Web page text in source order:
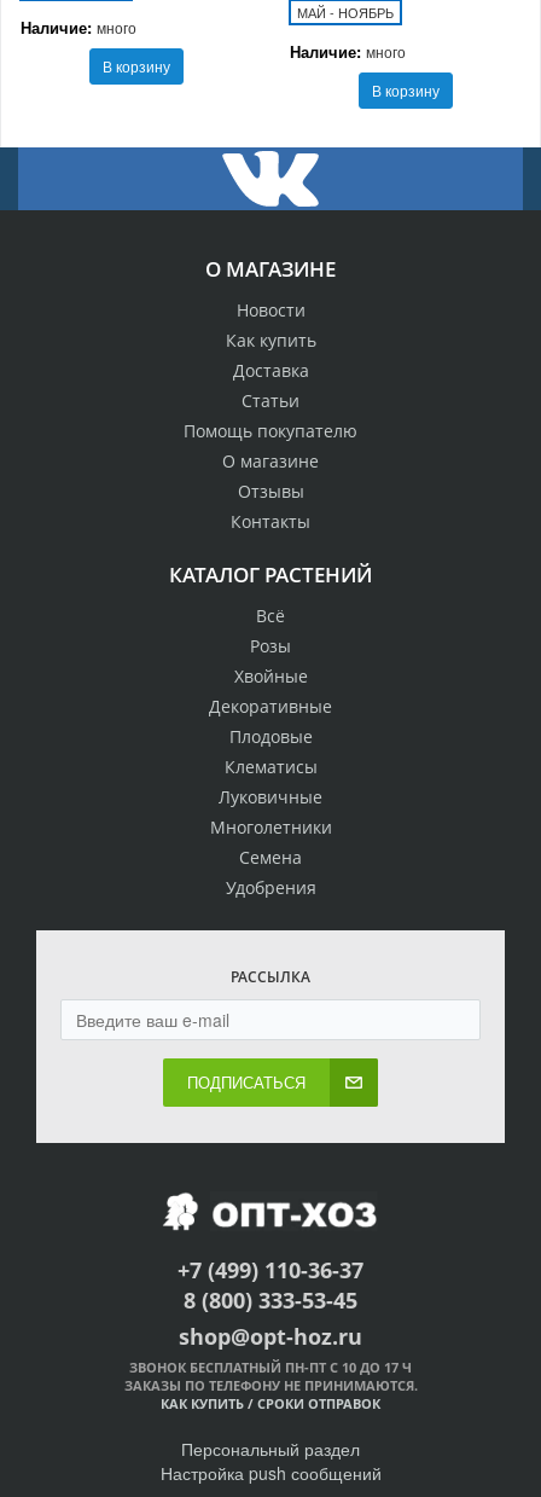
Наличие: много
В корзину
МАЙ - НОЯБРЬ
Наличие: много
В корзину
О МАГАЗИНЕ
Новости
Как купить
Доставка
Статьи
Помощь покупателю
О магазине
Отзывы
Контакты
КАТАЛОГ РАСТЕНИЙ
Всё
Розы
Хвойные
Декоративные
Плодовые
Клематисы
Луковичные
Многолетники
Семена
Удобрения
РАССЫЛКА
ПОДПИСАТЬСЯ
+7 (499) 110-36-37
8 (800) 333-53-45
shop@opt-hoz.ru
ЗВОНОК БЕСПЛАТНЫЙ ПН-ПТ С 10 ДО 17 Ч
ЗАКАЗЫ ПО ТЕЛЕФОНУ НЕ ПРИНИМАЮТСЯ.
КАК КУПИТЬ / СРОКИ ОТПРАВОК
Персональный раздел
Настройка push сообщений